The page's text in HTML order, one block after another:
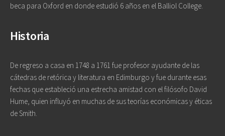
beca para Oxford en donde estudió 6 años en el Balliol College.
Historia
De regreso a casa en 1748 a 1761 fue profesor ayudante de las
cátedras de retórica y literatura en Edimburgo y fue durante esas
fechas que estableció una estrecha amistad con el filósofo David
Hume, quien influyó en muchas de sus teorías económicas y éticas
de Smith.